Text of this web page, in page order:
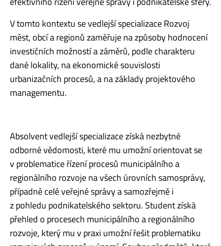
V tomto kontextu se vedlejší specializace Rozvoj
měst, obcí a regionů zaměřuje na způsoby hodnocení
investičních možností a záměrů, podle charakteru
dané lokality, na ekonomické souvislosti
urbanizačních procesů, a na základy projektového
managementu.
Absolvent vedlejší specializace získá nezbytné
odborné vědomosti, které mu umožní orientovat se
v problematice řízení procesů municipálního a
regionálního rozvoje na všech úrovních samosprávy,
případně celé veřejné správy a samozřejmě i
z pohledu podnikatelského sektoru. Student získá
přehled o procesech municipálního a regionálního
rozvoje, který mu v praxi umožní řešit problematiku